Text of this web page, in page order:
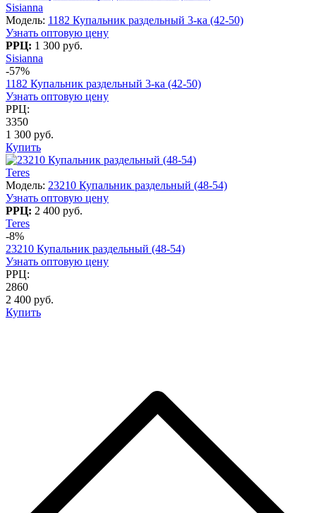
Sisianna
Модель: 1182 Купальник раздельный 3-ка (42-50)
Узнать оптовую цену
РРЦ: 1 300 руб.
Sisianna
-57%
1182 Купальник раздельный 3-ка (42-50)
Узнать оптовую цену
РРЦ:
3350
1 300 руб.
Купить
Teres
Модель: 23210 Купальник раздельный (48-54)
Узнать оптовую цену
РРЦ: 2 400 руб.
Teres
-8%
23210 Купальник раздельный (48-54)
Узнать оптовую цену
РРЦ:
2860
2 400 руб.
Купить